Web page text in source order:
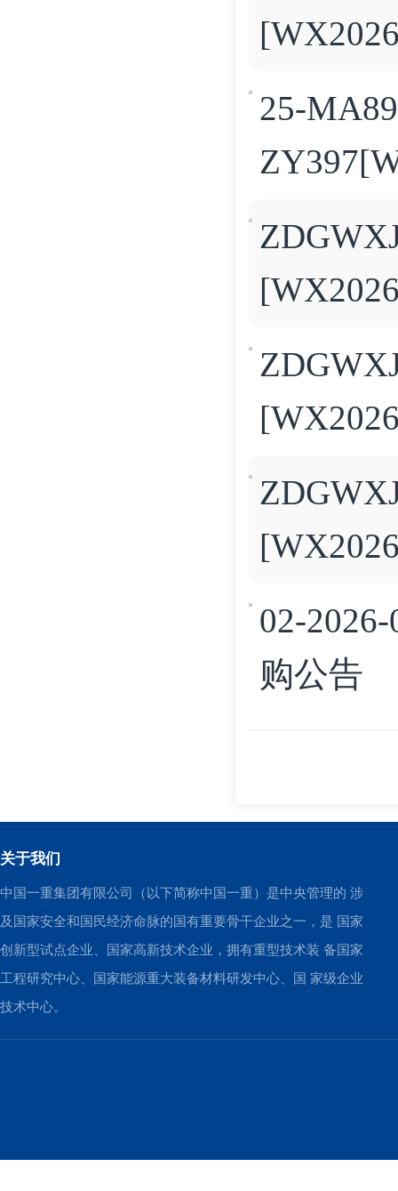
25-
02-
购公告
关于我们
中国一重集团有限公司（以下简称中国一重）是中央管理的 涉
及国家安全和国民经济命脉的国有重要骨干企业之一，是 国家
创新型试点企业、国家高新技术企业，拥有重型技术装 备国家
工程研究中心、国家能源重大装备材料研发中心、国 家级企业
技术中心。